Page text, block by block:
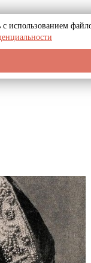
с использованием